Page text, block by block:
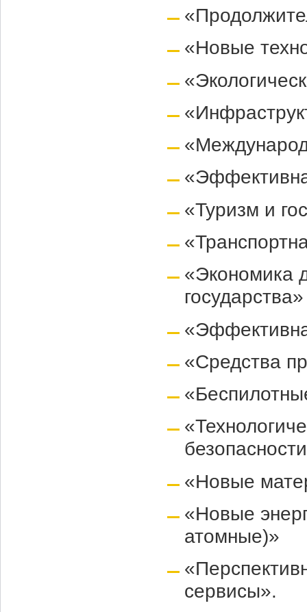
«Новые
«Туризм и
«Экономика
государства»
«Средства
«Новые
«Новые
атомные)»
сервисы».